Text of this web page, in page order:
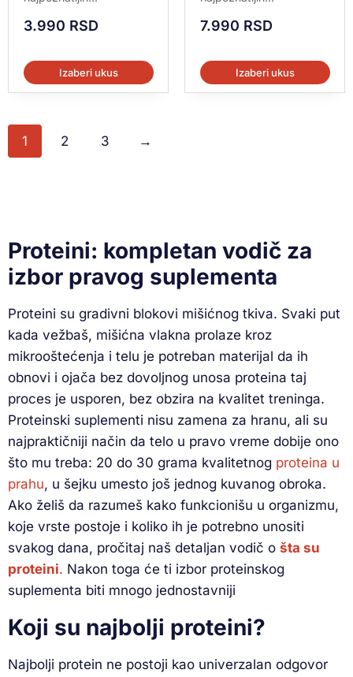
3.990 RSD
Izaberi ukus
7.990 RSD
Izaberi ukus
1 2 3 →
Proteini: kompletan vodič za
izbor pravog suplementa
Proteini su gradivni blokovi mišićnog tkiva. Svaki put
kada vežbaš, mišićna vlakna prolaze kroz
mikrooštećenja i telu je potreban materijal da ih
obnovi i ojača bez dovoljnog unosa proteina taj
proces je usporen, bez obzira na kvalitet treninga.
Proteinski suplementi nisu zamena za hranu, ali su
najpraktičniji način da telo u pravo vreme dobije ono
što mu treba: 20 do 30 grama kvalitetnog proteina u
prahu, u šejku umesto još jednog kuvanog obroka.
Ako želiš da razumeš kako funkcionišu u organizmu,
koje vrste postoje i koliko ih je potrebno unositi
svakog dana, pročitaj naš detaljan vodič o šta su
proteini. Nakon toga će ti izbor proteinskog
suplementa biti mnogo jednostavniji
Koji su najbolji proteini?
Najbolji protein ne postoji kao univerzalan odgovor